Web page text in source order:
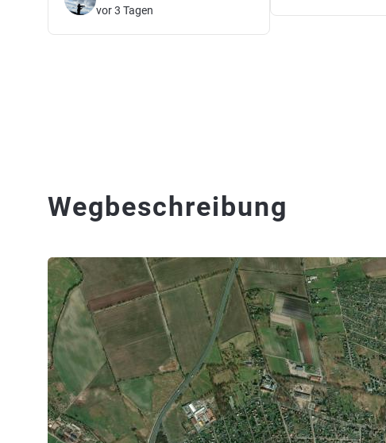
vor 3 Tagen
Wegbeschreibung